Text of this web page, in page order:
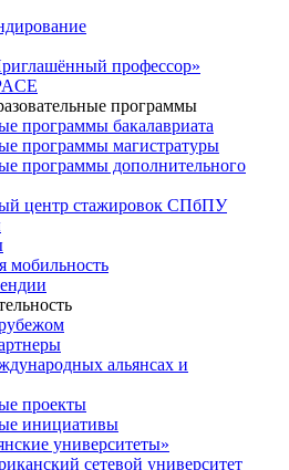
профессор»
программы
программы бакалавриата
программы магистратуры
программы дополнительного
центр стажировок СПбПУ
мобильность
альянсах и
проекты
инициативы
университеты»
сетевой университет